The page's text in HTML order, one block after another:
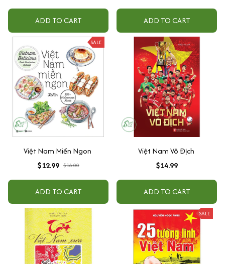
ADD TO CART ADD TO CART
SALE
Việt Nam Miền Ngon
$12.99 $16.00
ADD TO CART
Việt Nam Vô Địch
$14.99
ADD TO CART
SALE